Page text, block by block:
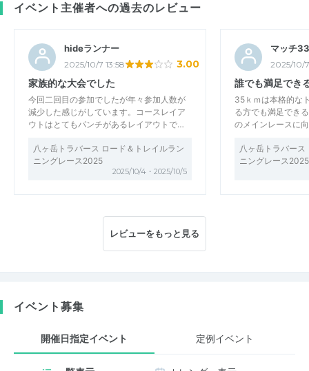
イベント主催者への過去のレビュー
hideランナー
2025/10/7 13:58 3.00
家族的な大会でした
今回二回目の参加でしたが年々参加人数が
減少した感じがしています。コースレイア
ウトはとてもパンチがあるレイアウトで…
八ヶ岳トラバース ロード＆トレイルラン
ニングレース2025
2025/10/4・2025/10/5
マッチ33
2025/10/
誰でも満足でき
35ｋｍは本格的な
る方でも満足でき
のメインレースに
八ヶ岳トラバース
ニングレース2025
レビューをもっと見る
イベント募集
開催日指定イベント 定例イベント